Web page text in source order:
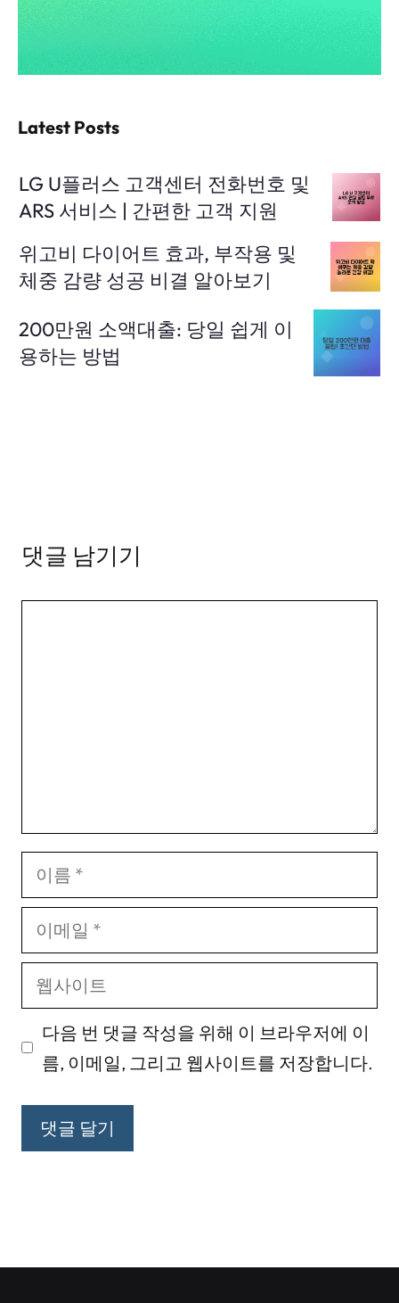
Latest Posts
LG U플러스 고객센터 전화번호 및
ARS 서비스 | 간편한 고객 지원
위고비 다이어트 효과, 부작용 및
체중 감량 성공 비결 알아보기
200만원 소액대출: 당일 쉽게 이
용하는 방법
댓글 남기기
름
메
일
웹
사
이 다음 번 댓글 작성을 위해 이 브라우저에 이
름, 이메일, 그리고 웹사이트를 저장합니다.